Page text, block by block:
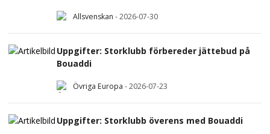
Allsvenskan -2026-07-30
Uppgifter: Storklubb förbereder jättebud på
Bouaddi
Övriga Europa -2026-07-23
Uppgifter: Storklubb överens med Bouaddi